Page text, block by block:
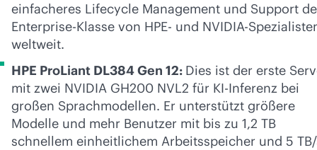
einfacheres Lifecycle Management und Support
Enterprise-Klasse von HPE- und NVIDIA-
weltweit.
HPE ProLiant DL384 Gen 12: Dies ist der erste
mit zwei NVIDIA GH200 NVL2 für KI-Inferenz bei
großen Sprachmodellen. Er unterstützt größere
Modelle und mehr Benutzer mit bis zu 1,2 TB
schnellem einheitlichem Arbeitsspeicher und 5